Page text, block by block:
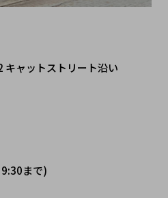
ャットストリート沿い
まで)